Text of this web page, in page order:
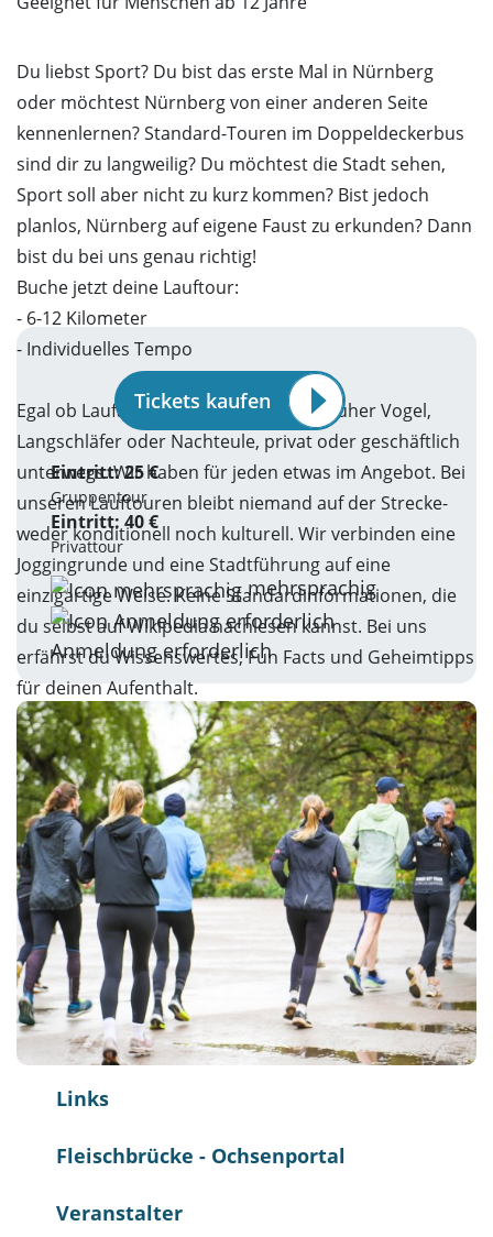
Du liebst Sport? Du bist das erste Mal in Nürnberg
oder möchtest Nürnberg von einer anderen Seite
kennenlernen? Standard-Touren im Doppeldeckerbus
sind dir zu langweilig? Du möchtest die Stadt sehen,
Sport soll aber nicht zu kurz kommen? Bist jedoch
planlos, Nürnberg auf eigene Faust zu erkunden? Dann
bist du bei uns genau richtig!
Buche jetzt deine Lauftour:
- 6-12 Kilometer
- Individuelles Tempo
Egal ob Laufanfänger oder Laufprofi, früher Vogel,
Langschläfer oder Nachteule, privat oder geschäftlich
unterwegs. Wir haben für jeden etwas im Angebot. Bei
unseren Lauftouren bleibt niemand auf der Strecke-
weder konditionell noch kulturell. Wir verbinden eine
Joggingrunde und eine Stadtführung auf eine
einzigartige Weise. Keine Standardinformationen, die
du selbst auf Wikipedia nachlesen kannst. Bei uns
erfährst du Wissenswertes, Fun Facts und Geheimtipps
für deinen Aufenthalt.
Tickets kaufen
Eintritt: 25 €
Gruppentour
Eintritt: 40 €
Privattour
mehrsprachig
Anmeldung erforderlich
Links
Fleischbrücke - Ochsenportal
Veranstalter